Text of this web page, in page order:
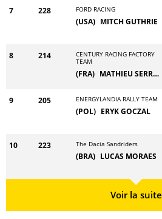
7 228 FORD RACING
(USA) MITCH GUTHRIE
8 214
CENTURY RACING FACTORY
TEAM
(FRA) MATHIEU SERRADORI
9 205 ENERGYLANDIA RALLY TEAM
(POL) ERYK GOCZAL
10 223 The Dacia Sandriders
(BRA) LUCAS MORAES
Voir la suite